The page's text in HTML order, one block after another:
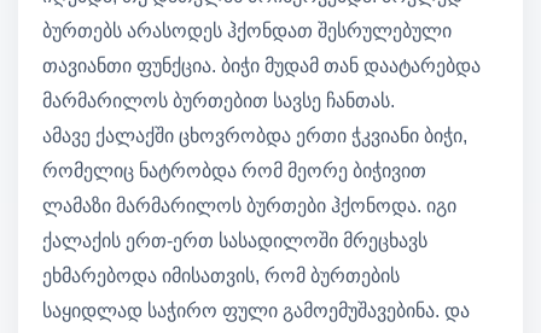
ბურთებს არასოდეს ჰქონდათ შესრულებული
თავიანთი ფუნქცია. ბიჭი მუდამ თან დაატარებდა
მარმარილოს ბურთებით სავსე ჩანთას.
ამავე ქალაქში ცხოვრობდა ერთი ჭკვიანი ბიჭი,
რომელიც ნატრობდა რომ მეორე ბიჭივით
ლამაზი მარმარილოს ბურთები ჰქონოდა. იგი
ქალაქის ერთ-ერთ სასადილოში მრეცხავს
ეხმარებოდა იმისათვის, რომ ბურთების
საყიდლად საჭირო ფული გამოემუშავებინა. და